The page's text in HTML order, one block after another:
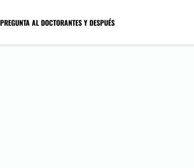
PREGUNTA AL DOCTORANTES Y DESPUÉS